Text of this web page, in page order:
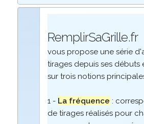
RemplirSaGrille.fr
vous propose une série
tirages depuis ses débuts
sur trois notions
1 - La fréquence :
de tirages réalisés pour